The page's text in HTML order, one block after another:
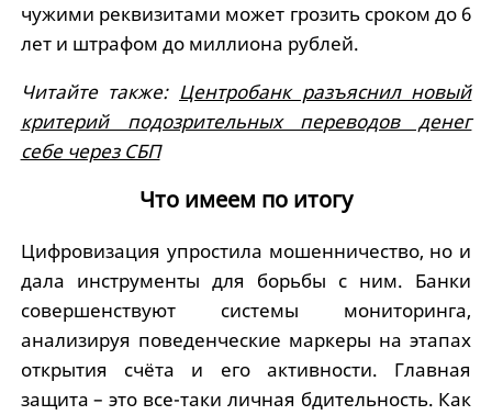
чужими реквизитами может грозить сроком до 6
лет и штрафом до миллиона рублей.
Читайте также: Центробанк разъяснил новый
критерий подозрительных переводов денег
себе через СБП
Что имеем по итогу
Цифровизация упростила мошенничество, но и
дала инструменты для борьбы с ним. Банки
совершенствуют системы мониторинга,
анализируя поведенческие маркеры на этапах
открытия счёта и его активности. Главная
защита – это все-таки личная бдительность. Как